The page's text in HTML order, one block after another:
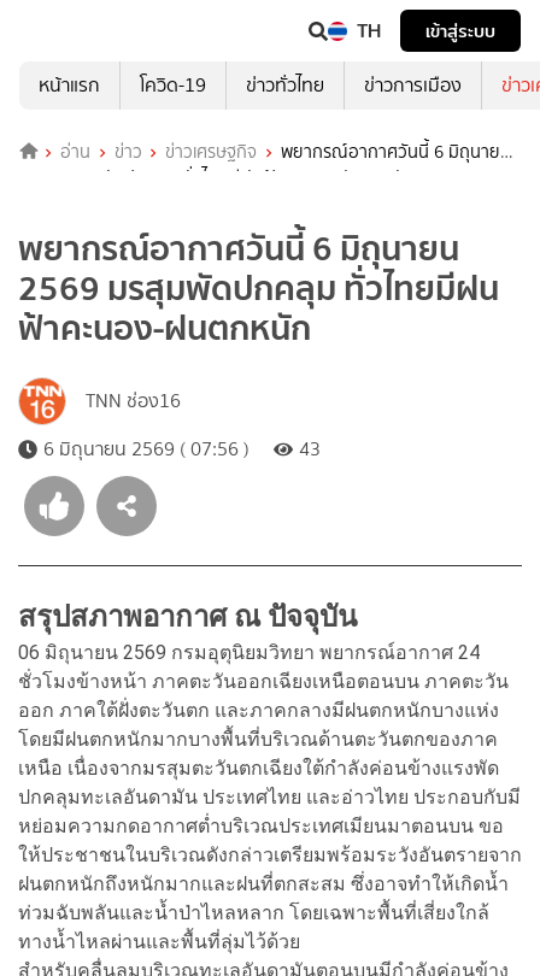
TH
เข้าสู่ระบบ
หน้าแรก
โควิด-19 ข่าวทั่วไทย ข่าวการเมือง ข่าว
อ่าน ข่าว ข่าวเศรษฐกิจ
พยากรณ์อากาศวันนี้ 6 มิถุนายน
2569 มรสุมพัดปกคลุม ทั่วไทยมีฝนฟ้าคะนอง-ฝนตกหนัก
พยากรณ์อากาศวันนี้ 6 มิถุนายน
2569 มรสุมพัดปกคลุม ทั่วไทยมีฝน
ฟ้าคะนอง-ฝนตกหนัก
TNN ช่อง16
6 มิถุนายน 2569 ( 07:56 )
43
สรุปสภาพอากาศ ณ ปัจจุบัน
06 มิถุนายน 2569 กรมอุตุนิยมวิทยา พยากรณ์อากาศ 24
ชั่วโมงข้างหน้า ภาคตะวันออกเฉียงเหนือตอนบน ภาคตะวัน
ออก ภาคใต้ฝั่งตะวันตก และภาคกลางมีฝนตกหนักบางแห่ง
โดยมีฝนตกหนักมากบางพื้นที่บริเวณด้านตะวันตกของภาค
เหนือ เนื่องจากมรสุมตะวันตกเฉียงใต้กำลังค่อนข้างแรงพัด
ปกคลุมทะเลอันดามัน ประเทศไทย และอ่าวไทย ประกอบกับมี
หย่อมความกดอากาศต่ำบริเวณประเทศเมียนมาตอนบน ขอ
ให้ประชาชนในบริเวณดังกล่าวเตรียมพร้อมระวังอันตรายจาก
ฝนตกหนักถึงหนักมากและฝนที่ตกสะสม ซึ่งอาจทำให้เกิดน้ำ
ท่วมฉับพลันและน้ำป่าไหลหลาก โดยเฉพาะพื้นที่เสี่ยงใกล้
ทางน้ำไหลผ่านและพื้นที่ลุ่มไว้ด้วย
สำหรับคลื่นลมบริเวณทะเลอันดามันตอนบนมีกำลังค่อนข้าง